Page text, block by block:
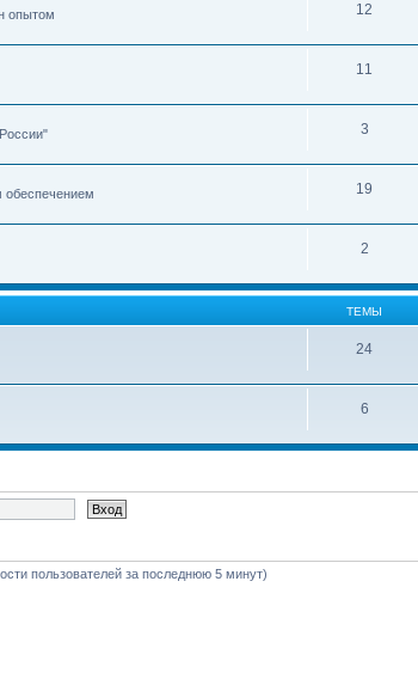
опытом
12
11
3
обеспечением
19
2
ТЕМЫ
24
6
пользователей за последнюю 5 минут)